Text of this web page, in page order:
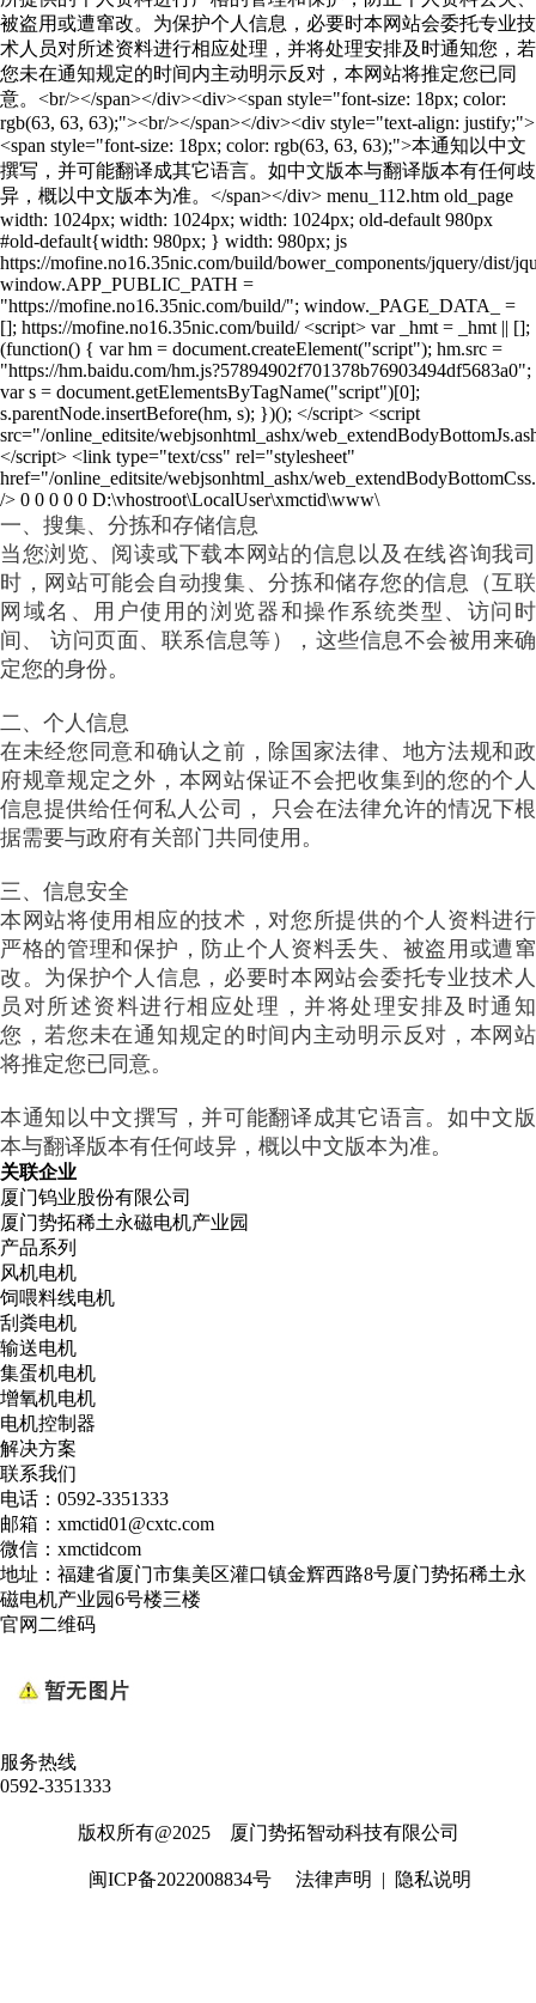
一、搜集、分拣和存储信息
当您浏览、阅读或下载本网站的信息以及在线咨询我司
时，网站可能会自动搜集、分拣和储存您的信息（互联
网域名、用户使用的浏览器和操作系统类型、访问时
间、 访问页面、联系信息等），这些信息不会被用来确
定您的身份。
二、个人信息
在未经您同意和确认之前，除国家法律、地方法规和政
府规章规定之外，本网站保证不会把收集到的您的个人
信息提供给任何私人公司， 只会在法律允许的情况下根
据需要与政府有关部门共同使用。
三、信息安全
本网站将使用相应的技术，对您所提供的个人资料进行
严格的管理和保护，防止个人资料丢失、被盗用或遭窜
改。为保护个人信息，必要时本网站会委托专业技术人
员对所述资料进行相应处理，并将处理安排及时通知
您，若您未在通知规定的时间内主动明示反对，本网站
将推定您已同意。
本通知以中文撰写，并可能翻译成其它语言。如中文版
本与翻译版本有任何歧异，概以中文版本为准。
关联企业
厦门钨业股份有限公司
厦门势拓稀土永磁电机产业园
产品系列
风机电机
饲喂料线电机
刮粪电机
输送电机
集蛋机电机
增氧机电机
电机控制器
解决方案
联系我们
电话：0592-3351333
邮箱：xmctid01@cxtc.com
微信：xmctidcom
地址：福建省厦门市集美区灌口镇金辉西路8号厦门势拓稀土永
磁电机产业园6号楼三楼
官网二维码
服务热线
0592-3351333
版权所有@2025 厦门势拓智动科技有限公司
闽ICP备2022008834号 法律声明 | 隐私说明